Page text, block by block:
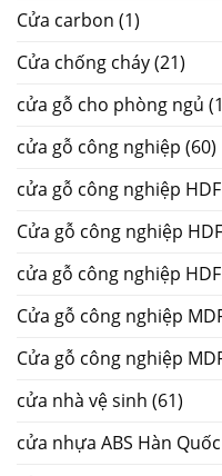
Cửa carbon (1)
Cửa chống cháy(21)
cửa gỗ cho phòng ngủ
cửa gỗ công nghiệp (60)
cửa gỗ công nghiệp HDF
Cửa gỗ công nghiệp
cửa gỗ công nghiệp
Cửa gỗ công nghiệp
Cửa gỗ công nghiệp
cửa nhà vệ sinh (61)
cửa nhựa ABS Hàn Quốc